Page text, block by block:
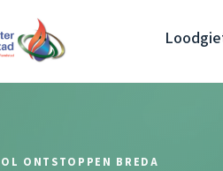
ONTSTOPPEN BREDA